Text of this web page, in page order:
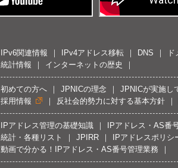
IPv6関連情報 IPv4アドレス移転 DNS
統計情報
インターネットの歴史
初めての方へ JPNICの理念 JPNICが実施し
採用情報
反社会的勢力に対する基本方針
IPアドレス管理の基礎知識 IPアドレス・AS番
統計・各種リスト
JPIRR IPアドレスポリシ
動画で分かる！IPアドレス・AS番号管理業務